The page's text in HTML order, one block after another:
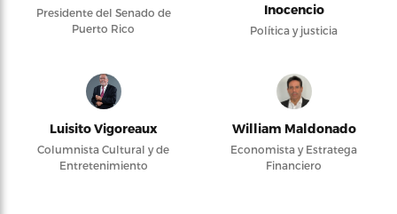
Presidente del Senado de
Puerto Rico
Inocencio
Política y justicia
Luisito Vigoreaux
Columnista Cultural y de
Entretenimiento
William Maldonado
Economista y Estratega
Financiero